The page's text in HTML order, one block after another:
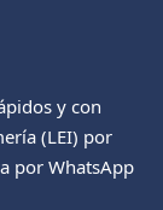
y con
(LEI) por
por WhatsApp